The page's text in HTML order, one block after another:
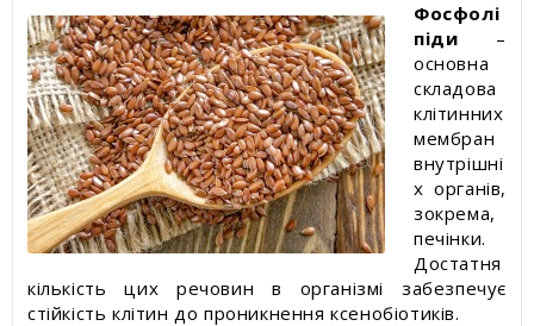
Фосфолі
піди –
основна
складова
клітинних
мембран
внутрішні
х органів,
зокрема,
печінки.
Достатня
кількість цих речовин в організмі забезпечує
стійкість клітин до проникнення ксенобіотиків.